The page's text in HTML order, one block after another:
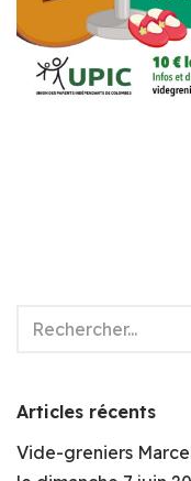
Articles récents
Vide-greniers